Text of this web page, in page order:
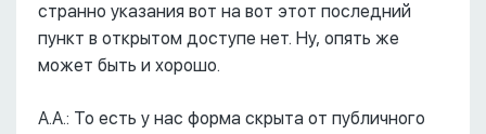
странно указания вот на вот этот последний
пункт в открытом доступе нет. Ну, опять же
может быть и хорошо.
А.А.: То есть у нас форма скрыта от публичного